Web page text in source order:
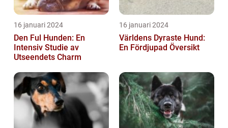
16 januari 2024
Den Ful Hunden: En
Intensiv Studie av
Utseendets Charm
16 januari 2024
Världens Dyraste Hund:
En Fördjupad Översikt